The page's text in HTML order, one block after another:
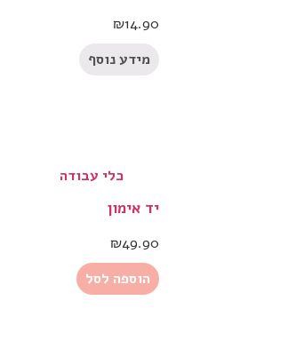
₪14.90
מידע נוסף
כלי עבודה
יד אימון
₪49.90
הוספה לסל